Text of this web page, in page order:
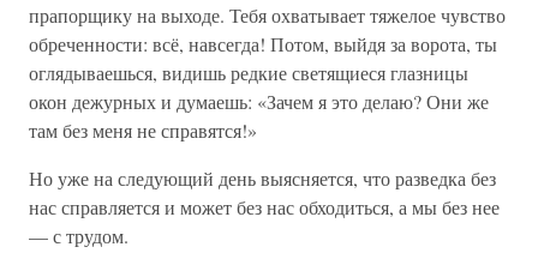
прапорщику на выходе. Тебя охватывает тяжелое чувство
обреченности: всё, навсегда! Потом, выйдя за ворота, ты
оглядываешься, видишь редкие светящиеся глазницы
окон дежурных и думаешь: «Зачем я это делаю? Они же
там без меня не справятся!»
Но уже на следующий день выясняется, что разведка без
нас справляется и может без нас обходиться, а мы без нее
— с трудом.